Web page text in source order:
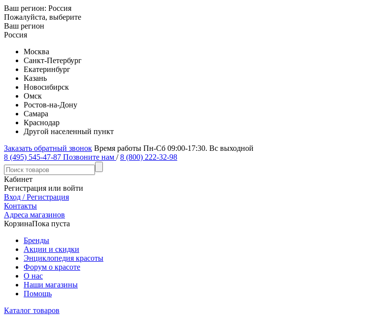
Ваш регион: Россия
Пожалуйста, выберите
Ваш регион
Россия
Москва
Санкт-Петербург
Екатеринбург
Казань
Новосибирск
Омск
Ростов-на-Дону
Самара
Краснодар
Другой населенный пункт
Заказать обратный звонок Время работы Пн-Сб 09:00-17:30. Вс выходной
8 (495) 545-47-87 Позвоните нам / 8 (800) 222-32-98
Кабинет
Регистрация или войти
Вход / Регистрация
Контакты
Адреса магазинов
КорзинаПока пуста
Бренды
Акции и скидки
Энциклопедия красоты
Форум о красоте
О нас
Наши магазины
Помощь
Каталог товаров